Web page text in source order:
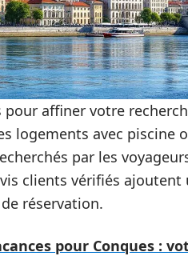
affiner votre
logements avec piscine
par les
clients vérifiés ajoutent
réservation.
pour Conques :